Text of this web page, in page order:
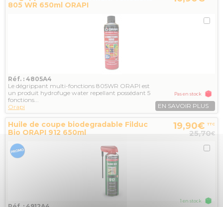
805 WR 650ml ORAPI
Réf. : 4805A4
Le dégrippant multi-fonctions 805WR ORAPI est
un produit hydrofuge water repellant possédant 5
fonctions...
Orapi
Pas en stock
EN SAVOIR PLUS
Huile de coupe biodegradable Filduc
Bio ORAPI 912 650ml
19,90€ TTC
25,70€
1 en stock